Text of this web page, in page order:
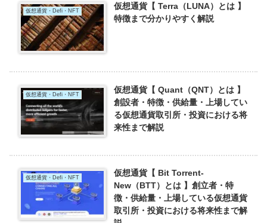
仮想通貨・Defi・NFT
仮想通貨【 Terra（LUNA）とは 】
特徴まで分かりやすく解説
仮想通貨・Defi・NFT
仮想通貨【 Quant（QNT）とは 】
創設者・特徴・供給量・上場してい
る仮想通貨取引所・投資における将
来性まで解説
仮想通貨・Defi・NFT
仮想通貨【 Bit Torrent-
New（BTT）とは 】創立者・特
徴・供給量・上場している仮想通貨
取引所・投資における将来性まで解